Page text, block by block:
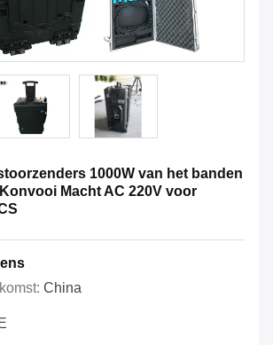
1000W van het banden
Macht AC 220V voor
China